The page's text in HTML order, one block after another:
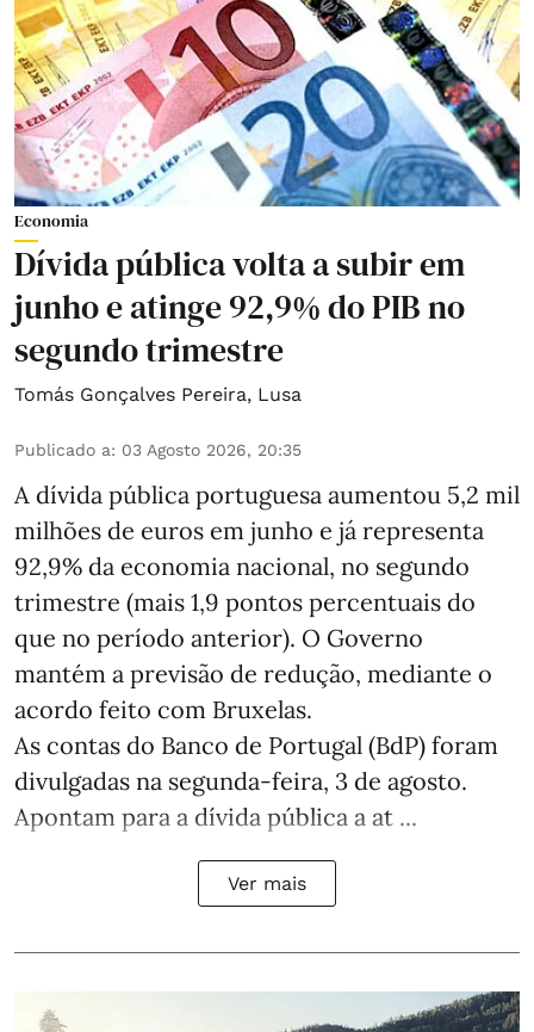
Economia
Dívida pública volta a subir em
junho e atinge 92,9% do PIB no
segundo trimestre
Tomás Gonçalves Pereira, Lusa
Publicado a: 03 Agosto 2026, 20:35
A dívida pública portuguesa aumentou 5,2 mil
milhões de euros em junho e já representa
92,9% da economia nacional, no segundo
trimestre (mais 1,9 pontos percentuais do
que no período anterior). O Governo
mantém a previsão de redução, mediante o
acordo feito com Bruxelas.
As contas do Banco de Portugal (BdP) foram
divulgadas na segunda-feira, 3 de agosto.
Apontam para a dívida pública a at ...
Ver mais